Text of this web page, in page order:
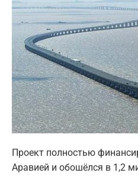
Проект полностью
Аравией и обошёлся в 1,2